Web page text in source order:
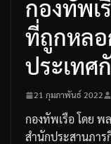
กองทัพเ
ที่ถูกหลอ
ประเทศ
21 กุมภาพันธ์ 2022
กองทัพเรือโดย พ
สำนักประสานภา